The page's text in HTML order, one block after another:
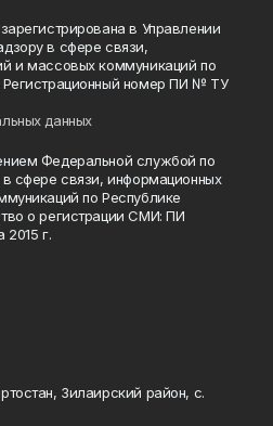
в Управлении
в сфере связи,
и массовых коммуникаций по
Регистрационный номер ПИ № ТУ
данных
Федеральной службой по
в сфере связи, информационных
по Республике
о регистрации СМИ: ПИ
2015 г.
Зилаирский район, с.